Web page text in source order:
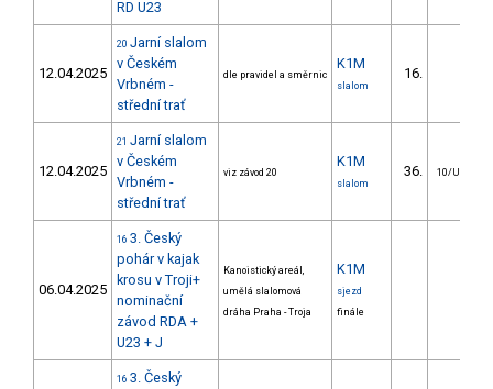
RD U23
12.04.2025
20 Jarní slalom
v Českém
Vrbném -
střední trať
dle pravidel a směrnic
K1M
slalom
16.
12.04.2025
21 Jarní slalom
v Českém
Vrbném -
střední trať
viz závod 20
K1M
slalom
36. 10/U23
06.04.2025
16 3. Český
pohár v kajak
krosu v Troji+
nominační
závod RDA +
U23 + J
Kanoistický areál,
umělá slalomová
dráha Praha - Troja
K1M
sjezd
finále
16 3. Český